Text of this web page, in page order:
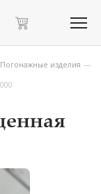
Погонажные изделия —